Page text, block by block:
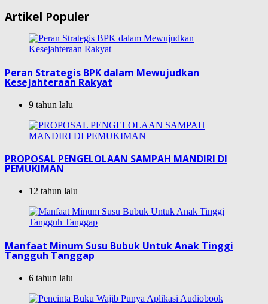
Artikel Populer
Peran Strategis BPK dalam Mewujudkan
Kesejahteraan Rakyat
9 tahun lalu
PROPOSAL PENGELOLAAN SAMPAH MANDIRI DI
PEMUKIMAN
12 tahun lalu
Manfaat Minum Susu Bubuk Untuk Anak Tinggi
Tangguh Tanggap
6 tahun lalu